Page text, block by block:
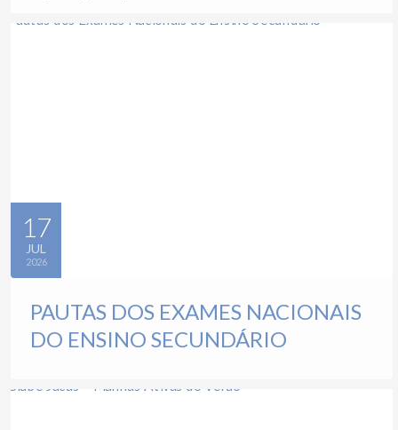
17
JUL
2026
PAUTAS DOS EXAMES NACIONAIS
DO ENSINO SECUNDÁRIO